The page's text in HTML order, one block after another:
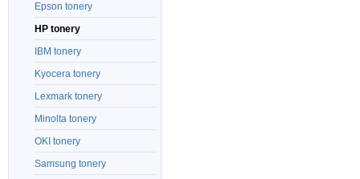
Epson tonery
HP tonery
IBM tonery
Kyocera tonery
Lexmark tonery
Minolta tonery
OKI tonery
Samsung tonery